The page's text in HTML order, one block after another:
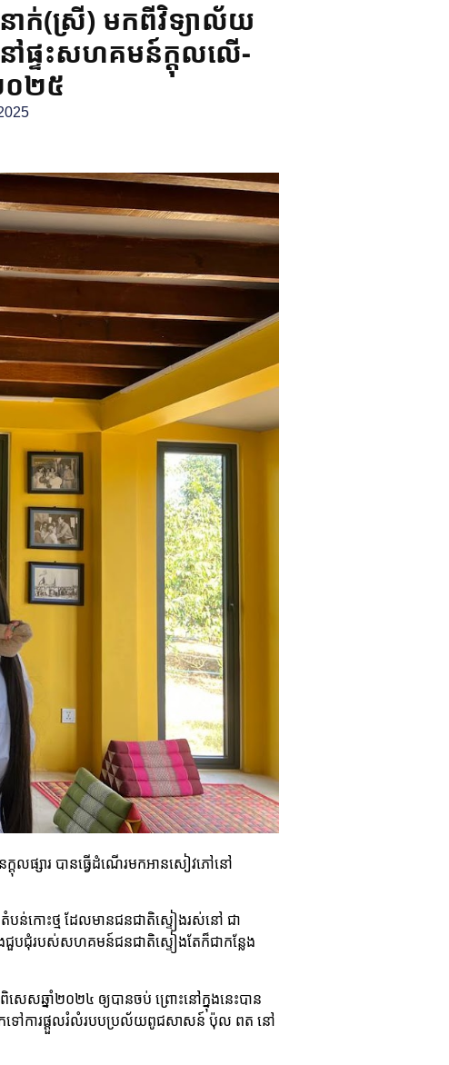
ក់(ស្រី) មកពីវិទ្យាល័យ
ៅផ្ទះសហគមន៍ក្ដុលលើ-
០២៥
លផ្សារ បានធ្វើដំណើរមកអានសៀវភៅនៅ
បន់កោះថ្ម ដែលមានជនជាតិស្ទៀងរស់នៅ ជា
ជួបជុំរបស់សហគមន៍ជនជាតិស្ទៀងតែក៏ជាកន្លែង
សេសឆ្នាំ២០២៤ ឲ្យបានចប់ ព្រោះនៅក្នុងនេះបាន
ះរកទៅការផ្ដួលរំលំរបបប្រល័យពូជសាសន៍ ប៉ុល ពត នៅ